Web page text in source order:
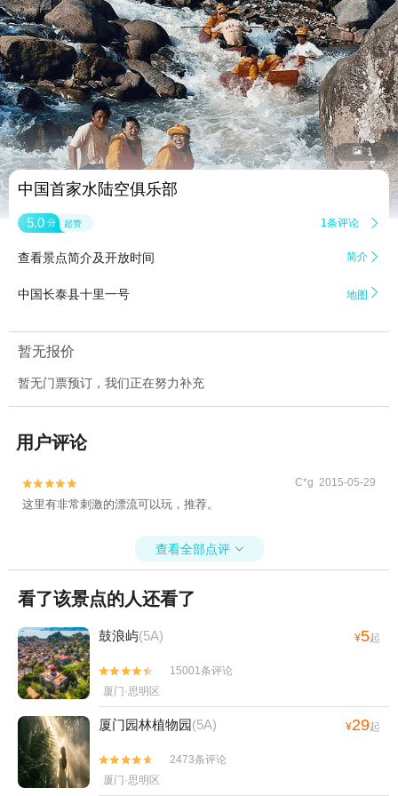
 1
中国首家水陆空俱乐部
5.0 分 超赞 1条评论 
查看景点简介及开放时间 简介 
中国长泰县十里一号 地图 
暂无报价
暂无门票预订，我们正在努力补充
用户评论

 C*g 2015-05-29
这里有非常刺激的漂流可以玩，推荐。
查看全部点评 
看了该景点的人还看了
鼓浪屿(5A) ¥5起


15001条评论
厦门·思明区
厦门园林植物园(5A) ¥29起


2473条评论
厦门·思明区
